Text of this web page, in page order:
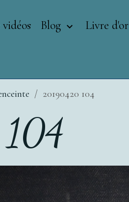
Blog
Livre d'or
20190420 104